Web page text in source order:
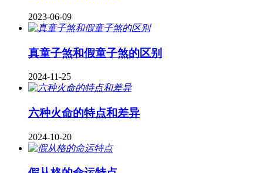
2023-06-09
真童子煞和假童子煞的区别
2024-11-25
六种火命的特点和差异
2024-10-20